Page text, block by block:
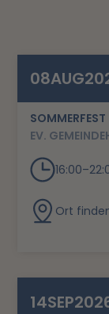
08AUG
SOMMERFEST
EV.
16:00–
Ort
14SEP